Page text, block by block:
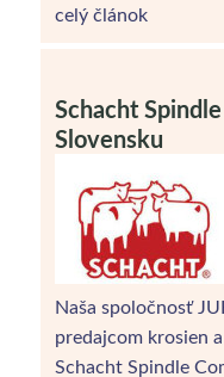
celý článok
Schacht
Slovensku
Naša spoločnosť
predajcom krosien
Schacht Spindle